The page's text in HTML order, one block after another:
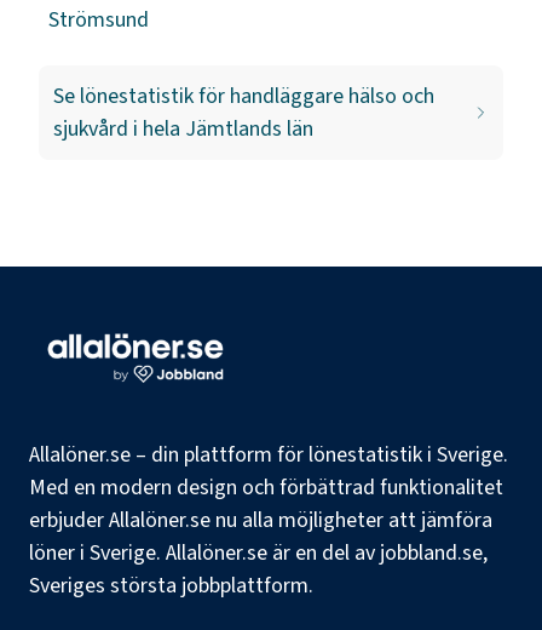
Strömsund
Se lönestatistik för handläggare hälso och
sjukvård i hela Jämtlands län
Allalöner.se – din plattform för lönestatistik i Sverige.
Med en modern design och förbättrad funktionalitet
erbjuder Allalöner.se nu alla möjligheter att jämföra
löner i Sverige. Allalöner.se är en del av jobbland.se,
Sveriges största jobbplattform.